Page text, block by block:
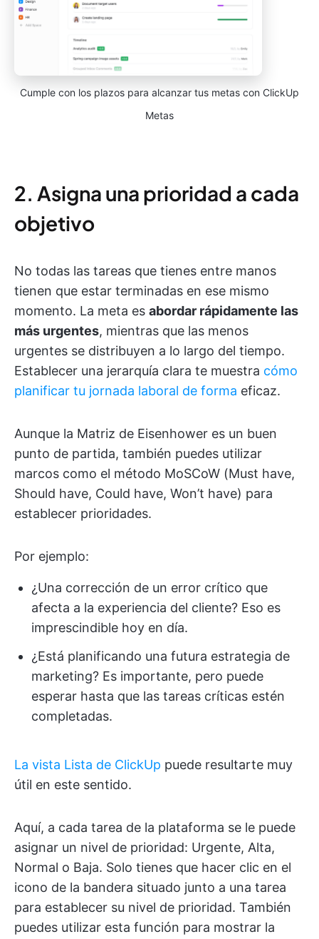
Cumple con los plazos para alcanzar tus metas con ClickUp
Metas
2. Asigna una prioridad a cada
objetivo
No todas las tareas que tienes entre manos
tienen que estar terminadas en ese mismo
momento. La meta es abordar rápidamente las
más urgentes, mientras que las menos
urgentes se distribuyen a lo largo del tiempo.
Establecer una jerarquía clara te muestra cómo
planificar tu jornada laboral de forma eficaz.
Aunque la Matriz de Eisenhower es un buen
punto de partida, también puedes utilizar
marcos como el método MoSCoW (Must have,
Should have, Could have, Won’t have) para
establecer prioridades.
Por ejemplo:
¿Una corrección de un error crítico que
afecta a la experiencia del cliente? Eso es
imprescindible hoy en día.
¿Está planificando una futura estrategia de
marketing? Es importante, pero puede
esperar hasta que las tareas críticas estén
completadas.
La vista Lista de ClickUp puede resultarte muy
útil en este sentido.
Aquí, a cada tarea de la plataforma se le puede
asignar un nivel de prioridad: Urgente, Alta,
Normal o Baja. Solo tienes que hacer clic en el
icono de la bandera situado junto a una tarea
para establecer su nivel de prioridad. También
puedes utilizar esta función para mostrar la